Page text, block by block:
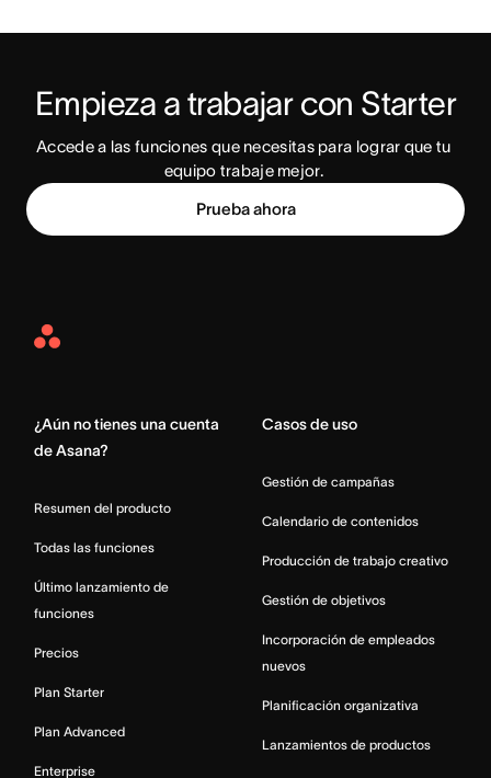
Empieza a trabajar con Starter
Accede a las funciones que necesitas para lograr que tu
equipo trabaje mejor.
Prueba ahora
Asana
¿Aún no tienes una cuenta
de Asana?
Resumen del producto
Todas las funciones
Último lanzamiento de
funciones
Precios
Plan Starter
Plan Advanced
Enterprise
Casos de uso
Gestión de campañas
Calendario de contenidos
Producción de trabajo creativo
Gestión de objetivos
Incorporación de empleados
nuevos
Planificación organizativa
Lanzamientos de productos